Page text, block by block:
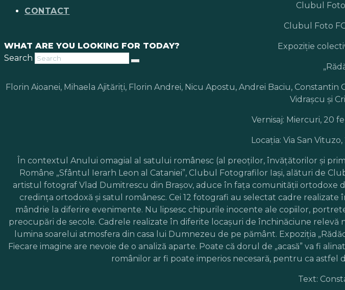
CONTACT
WHAT ARE YOU LOOKING FOR TODAY?
Search
Clubul
Clubul Foto
Expoziţie
Florin Aioanei, Mihaela Ajităriţi, Florin Andrei, Nicu Apostu, Andrei Baciu,
Vidraşcu şi
Vernisaj: Miercuri, 20
Locaţia: Via San
În contextul Anului omagial al satului românesc (al preoților, învățătorilor și
Române „Sfântul Ierarh Leon al Cataniei”, Clubul Fotografilor Iaşi, alături de
artistul fotograf Vlad Dumitrescu din Braşov, aduce în faţa comunităţii ortodoxe
credinţa ortodoxă şi satul românesc. Cei 12 fotografi au selectat cadre
mândrie la diferire evenimente. Nu lipsesc chipurile inocente ale copiilor,
preocupări de secole. Cadrele realizate în diferite locaşuri de închinăciune
lumina soarelui atmosfera din casa lui Dumnezeu de pe pământ. Expoziţia
Fiecare imagine are nevoie de o analiză aparte. Poate că dorul de „acasă” va fi
românilor ar fi poate imperios necesară, pentru ca astfel
Text: